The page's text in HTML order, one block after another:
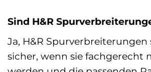
Sind H&R
Ja, H&R
sicher, wenn sie fachgerecht